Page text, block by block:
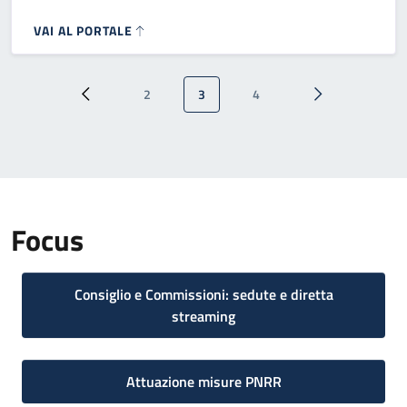
VAI AL PORTALE
Paginazione
Pagina precedente
Pagina
2 Pagina attuale
3 Pagina
4 Pagina
Focus
Consiglio e Commissioni: sedute e diretta
streaming
Attuazione misure PNRR